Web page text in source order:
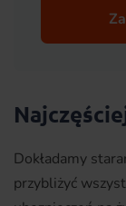
Dokładamy
przybliżyć